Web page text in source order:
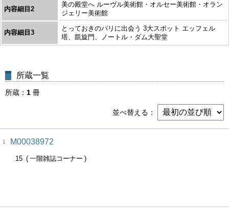
内容細目2
美の殿堂へ ルーヴル美術館・オルセー美術館・オラン
ジェリー美術館
内容細目3
とっておきのパリに出会う 3大スポット エッフェル
塔、凱旋門、ノートル・ダム大聖堂
所蔵一覧
所蔵 1 冊
並べ替える
1 M00038972
15 一階雑誌コーナー